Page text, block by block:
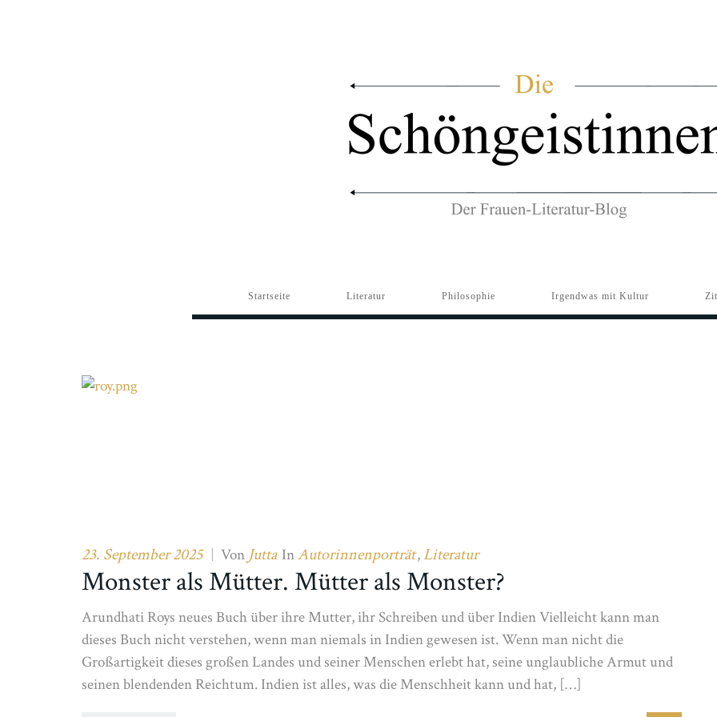
Startseite Literatur Philosophie Irgendwas mit Kultur
23. September 2025 | Von Jutta InAutorinnenporträt, Literatur
Monster als Mütter. Mütter als Monster?
Arundhati Roys neues Buch über ihre Mutter, ihr Schreiben und über Indien Vielleicht kann man
dieses Buch nicht verstehen, wenn man niemals in Indien gewesen ist. Wenn man nicht die
Großartigkeit dieses großen Landes und seiner Menschen erlebt hat, seine unglaubliche Armut und
seinen blendenden Reichtum. Indien ist alles, was die Menschheit kann und hat, […]